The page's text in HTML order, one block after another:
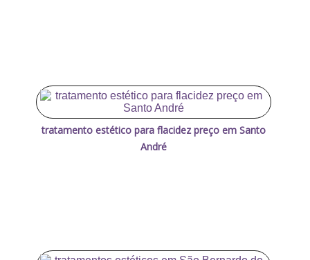
tratamento estético para flacidez preço em Santo
André